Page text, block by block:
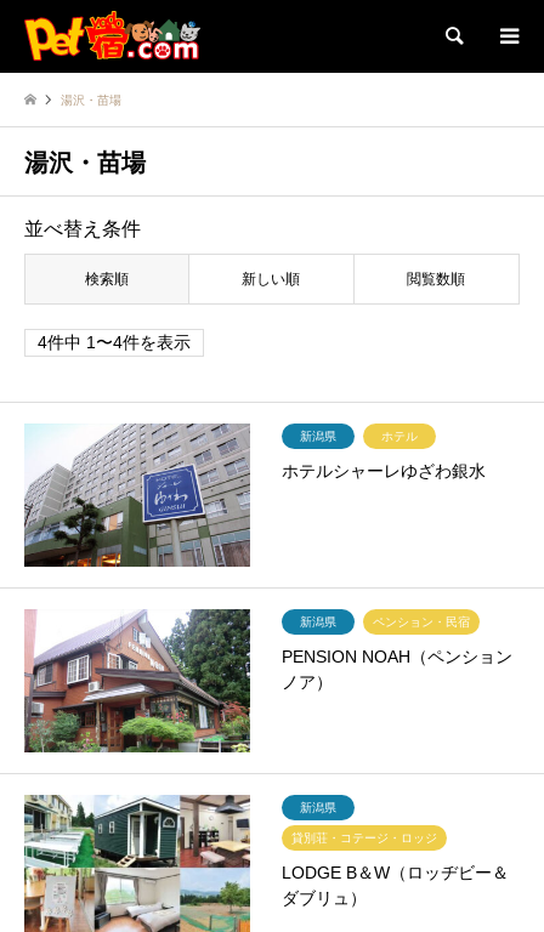
検索
湯沢・苗場
湯沢・苗場
並べ替え条件
検索順 新しい順 閲覧数順
4件中 1〜4件を表示
新潟県 ホテル
ホテルシャーレゆざわ銀水
新潟県 ペンション・民宿
PENSION NOAH（ペンション
ノア）
新潟県
貸別荘・コテージ・ロッジ
LODGE B＆W（ロッヂビー＆
ダブリュ）